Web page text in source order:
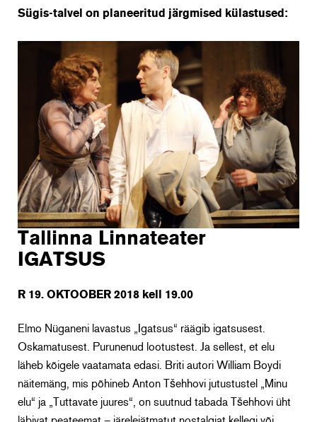
Sügis-talvel on planeeritud järgmised külastused:
Tallinna Linnateater
IGATSUS
R 19. OKTOOBER 2018 kell 19.00
Elmo Nüganeni lavastus „Igatsus“ räägib igatsusest.
Oskamatusest. Purunenud lootustest. Ja sellest, et elu
läheb kõigele vaatamata edasi. Briti autori William Boydi
näitemäng, mis põhineb Anton Tšehhovi jutustustel „Minu
elu“ ja „Tuttavate juures“, on suutnud tabada Tšehhovi üht